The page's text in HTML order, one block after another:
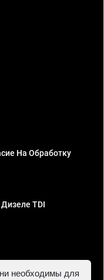
На Обработку
TDI
781302555843,
необходимы для